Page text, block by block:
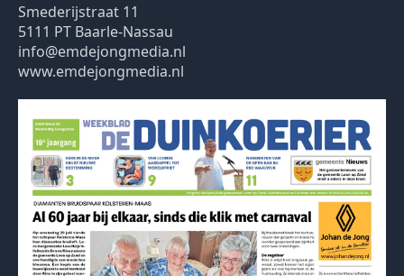
Smederijstraat 11
5111 PT Baarle-Nassau
info@emdejongmedia.nl
www.emdejongmedia.nl